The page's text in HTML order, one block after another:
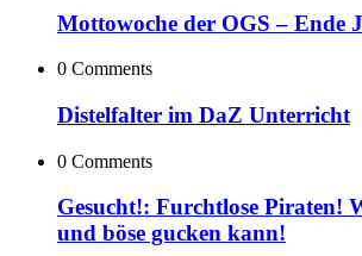
Mottowoche der OGS – Ende
0 Comments
Distelfalter im DaZ Unterricht
0 Comments
Gesucht!: Furchtlose Piraten!
und böse gucken kann!